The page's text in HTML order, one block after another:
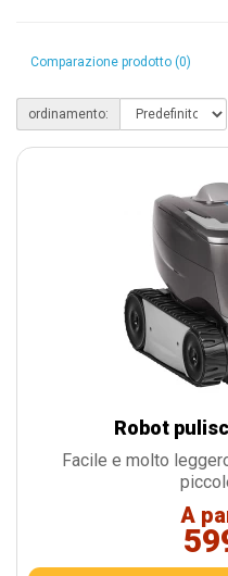
Comparazione prodotto (0)
ordinamento:
Robot
Facile e molto
A